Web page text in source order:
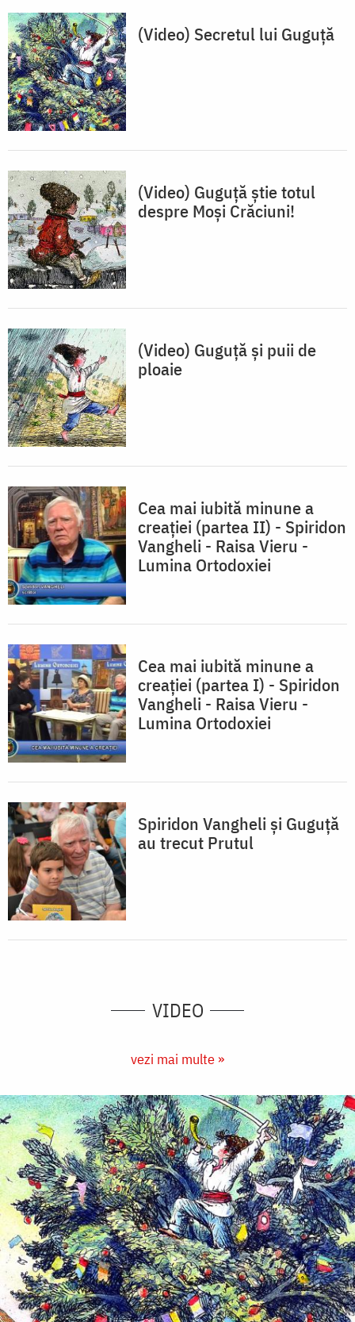
(Video) Secretul lui Guguță
(Video) Guguţă știe totul
despre Moşi Crăciuni!
(Video) Guguță și puii de
ploaie
Cea mai iubită minune a
creației (partea II) - Spiridon
Vangheli - Raisa Vieru -
Lumina Ortodoxiei
Cea mai iubită minune a
creației (partea I) - Spiridon
Vangheli - Raisa Vieru -
Lumina Ortodoxiei
Spiridon Vangheli şi Guguţă
au trecut Prutul
VIDEO
vezi mai multe »